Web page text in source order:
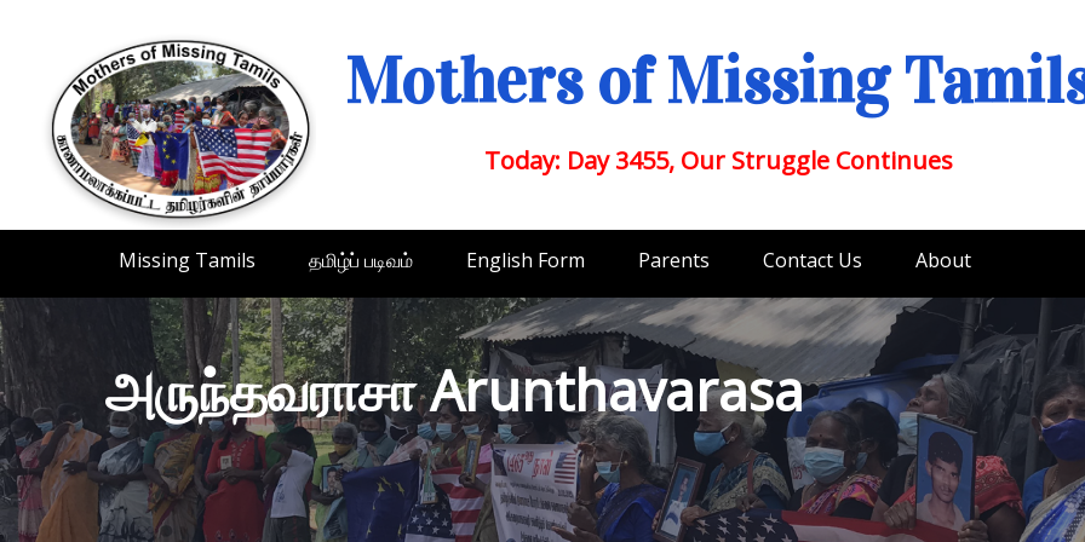
Mothers of Missing
Today: Day 3455, Our Struggle Continues
Missing Tamils தமிழ்ப் படிவம் English Form Parents Contact Us About
அருந்தவராசா Arunthavarasa